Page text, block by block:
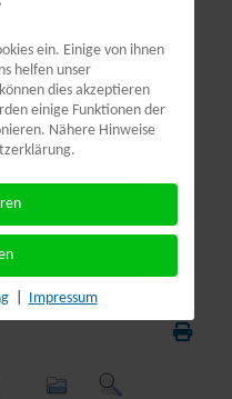
ein. Einige von ihnen
helfen unser
dies akzeptieren
einige Funktionen der
Nähere Hinweise
Impressum